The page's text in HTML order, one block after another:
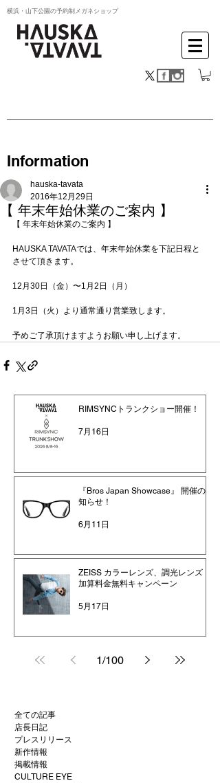
横浜・山下公園の予約制メガネショップ
Information
【 年末年始休業のご案内 】
hauska-tavata
2016年12月29日
【 年末年始休業のご案内 】
HAUSKA TAVATAでは、年末年始休業を下記日程と
させて頂きます。
12月30日（金）〜1月2日（月）
1月3日（火）より通常通り営業致します。
予めご了承頂けますようお願い申し上げます。
RIMSYNCトランクショー開催！
7月16日
『Bros Japan Showcase』 開催のお
知らせ！
6月11日
ZEISS カラーレンズ、調光レンズ
加算料金無料キャンペーン
5月17日
1/100
全ての記事
店長日記
プレスリリース
新作情報
掲載情報
CULTURE EYE